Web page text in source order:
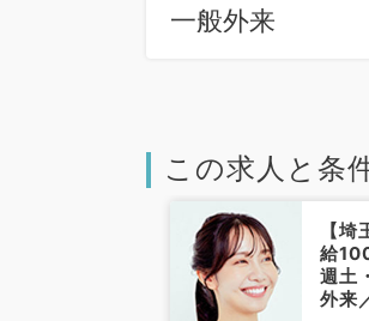
一般外来
この求人と条
【
給
週土
外来